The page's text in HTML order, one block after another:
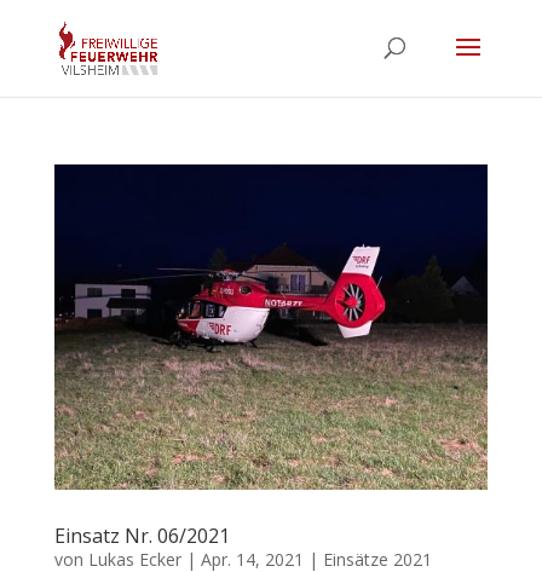
Einsatz Nr. 06/2021
von Lukas Ecker| Apr. 14, 2021 | Einsätze 2021